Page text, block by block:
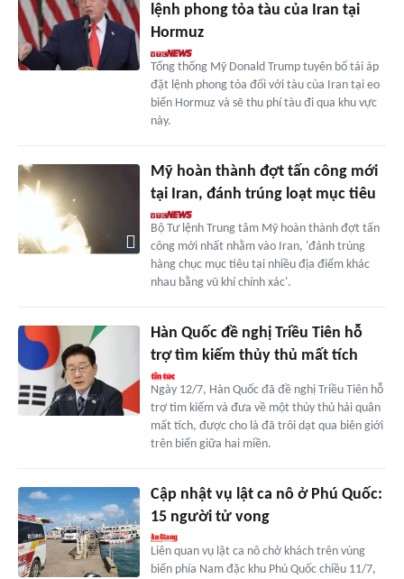
lệnh phong tỏa tàu của Iran tại
Hormuz
Tổng thống Mỹ Donald Trump tuyên bố tái áp
đặt lệnh phong tỏa đối với tàu của Iran tại eo
biển Hormuz và sẽ thu phí tàu đi qua khu vực
này.
Mỹ hoàn thành đợt tấn công mới
tại Iran, đánh trúng loạt mục tiêu
Bộ Tư lệnh Trung tâm Mỹ hoàn thành đợt tấn
công mới nhất nhằm vào Iran, 'đánh trúng
hàng chục mục tiêu tại nhiều địa điểm khác
nhau bằng vũ khí chính xác'.
Hàn Quốc đề nghị Triều Tiên hỗ
trợ tìm kiếm thủy thủ mất tích
Ngày 12/7, Hàn Quốc đã đề nghị Triều Tiên hỗ
trợ tìm kiếm và đưa về một thủy thủ hải quân
mất tích, được cho là đã trôi dạt qua biên giới
trên biển giữa hai miền.
Cập nhật vụ lật ca nô ở Phú Quốc:
15 người tử vong
Liên quan vụ lật ca nô chở khách trên vùng
biển phía Nam đặc khu Phú Quốc chiều 11/7,